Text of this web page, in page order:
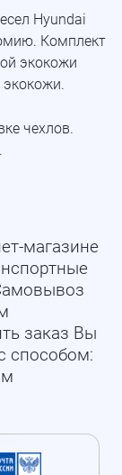
Hyundai
Комплект
экокожи
экокожи.
чехлов.
магазине
заказ Вы
способом: